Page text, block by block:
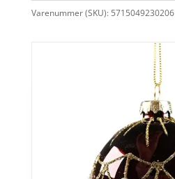
Varenummer (SKU): 5715049230206